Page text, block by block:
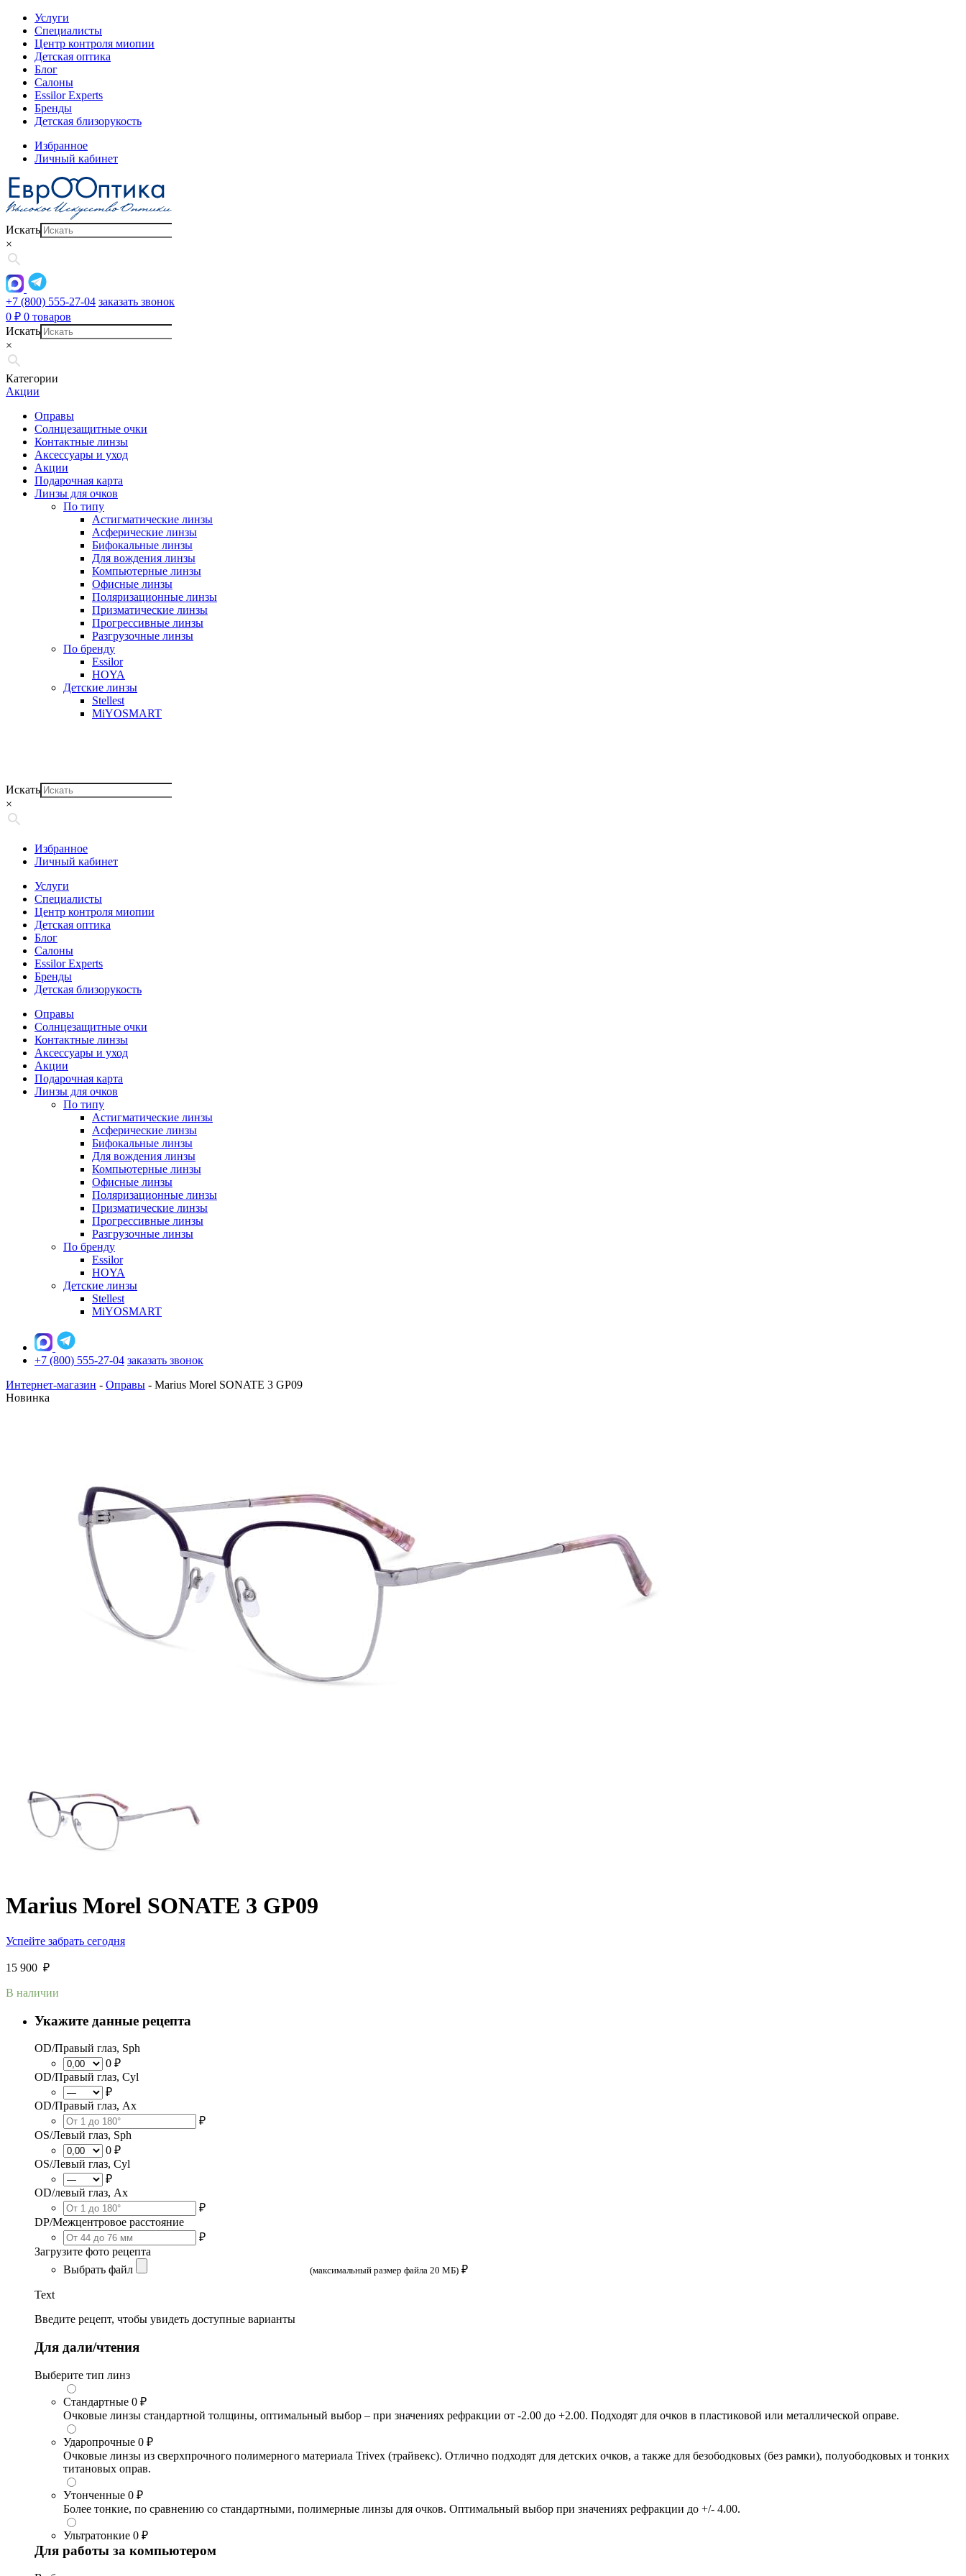
Услуги
Специалисты
Центр контроля миопии
Детская оптика
Блог
Салоны
Essilor Experts
Бренды
Детская близорукость
Избранное
Личный кабинет
Искать
×
+7 (800) 555-27-04 заказать звонок
0 ₽ 0 товаров
Искать
×
Категории
Акции
Оправы
Солнцезащитные очки
Контактные линзы
Аксессуары и уход
Акции
Подарочная карта
Линзы для очков
По типу
Астигматические линзы
Асферические линзы
Бифокальные линзы
Для вождения линзы
Компьютерные линзы
Офисные линзы
Поляризационные линзы
Призматические линзы
Прогрессивные линзы
Разгрузочные линзы
По бренду
Essilor
HOYA
Детские линзы
Stellest
MiYOSMART
Искать
×
Избранное
Личный кабинет
Услуги
Специалисты
Центр контроля миопии
Детская оптика
Блог
Салоны
Essilor Experts
Бренды
Детская близорукость
Оправы
Солнцезащитные очки
Контактные линзы
Аксессуары и уход
Акции
Подарочная карта
Линзы для очков
По типу
Астигматические линзы
Асферические линзы
Бифокальные линзы
Для вождения линзы
Компьютерные линзы
Офисные линзы
Поляризационные линзы
Призматические линзы
Прогрессивные линзы
Разгрузочные линзы
По бренду
Essilor
HOYA
Детские линзы
Stellest
MiYOSMART
+7 (800) 555-27-04 заказать звонок
Интернет-магазин - Оправы - Marius Morel SONATE 3 GP09
Новинка
Marius Morel SONATE 3 GP09
Успейте забрать сегодня
15 900 ₽
В наличии
Укажите данные рецепта
OD/Правый глаз, Sph
0 ₽
OD/Правый глаз, Cyl
₽
OD/Правый глаз, Ax
₽
OS/Левый глаз, Sph
0 ₽
OS/Левый глаз, Cyl
₽
OD/левый глаз, Ax
₽
DP/Межцентровое расстояние
₽
Загрузите фото рецепта
Выбрать файл
(максимальный размер файла 20 МБ) ₽
Text
Введите рецепт, чтобы увидеть доступные варианты
Для дали/чтения
Выберите тип линз
Стандартные 0 ₽
Очковые линзы стандартной толщины, оптимальный выбор – при значениях рефракции от -2.00 до +2.00. Подходят для очков в пластиковой или металлической оправе.
Ударопрочные 0 ₽
Очковые линзы из сверхпрочного полимерного материала Trivex (трайвекс). Отлично подходят для детских очков, а также для безободковых (без рамки), полуободковых и тонких
титановых оправ.
Утонченные 0 ₽
Более тонкие, по сравнению со стандартными, полимерные линзы для очков. Оптимальный выбор при значениях рефракции до +/- 4.00.
Ультратонкие 0 ₽
Для работы за компьютером